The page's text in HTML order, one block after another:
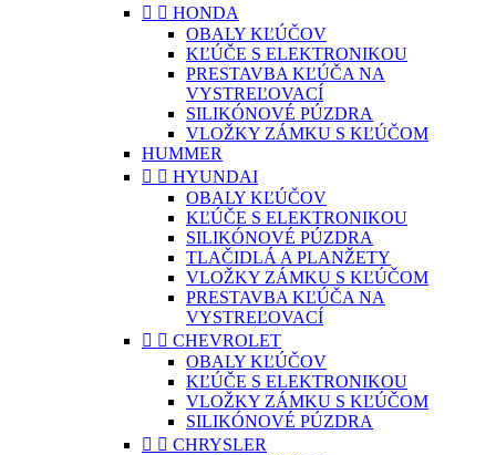
  HONDA
OBALY KĽÚČOV
KĽÚČE S ELEKTRONIKOU
PRESTAVBA KĽÚČA NA
VYSTREĽOVACÍ
SILIKÓNOVÉ PÚZDRA
VLOŽKY ZÁMKU S KĽÚČOM
HUMMER
  HYUNDAI
OBALY KĽÚČOV
KĽÚČE S ELEKTRONIKOU
SILIKÓNOVÉ PÚZDRA
TLAČIDLÁ A PLANŽETY
VLOŽKY ZÁMKU S KĽÚČOM
PRESTAVBA KĽÚČA NA
VYSTREĽOVACÍ
  CHEVROLET
OBALY KĽÚČOV
KĽÚČE S ELEKTRONIKOU
VLOŽKY ZÁMKU S KĽÚČOM
SILIKÓNOVÉ PÚZDRA
  CHRYSLER